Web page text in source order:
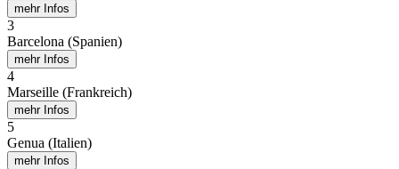
mehr Infos
3
Barcelona (Spanien)
mehr Infos
4
Marseille (Frankreich)
mehr Infos
5
Genua (Italien)
mehr Infos